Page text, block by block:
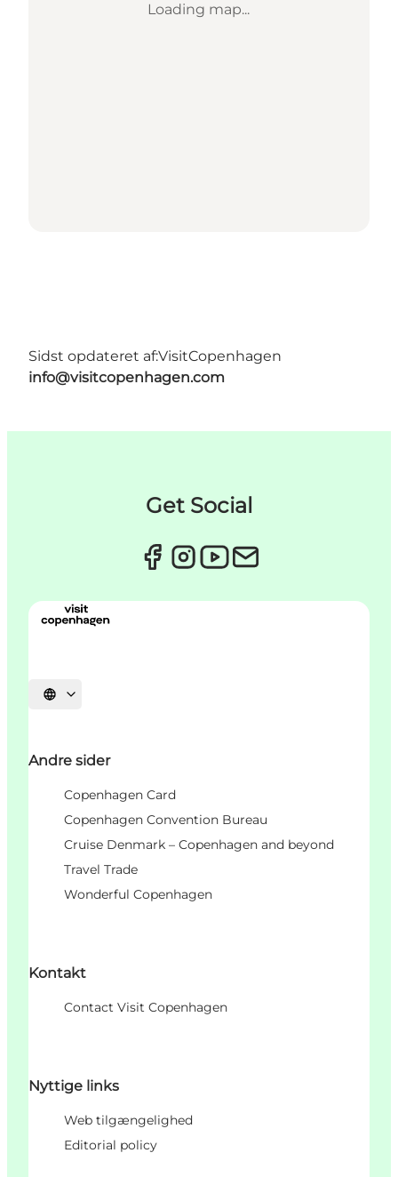
Loading map...
Sidst opdateret af:VisitCopenhagen
info@visitcopenhagen.com
Get Social
Vælg sprog
Andre sider
Copenhagen Card
Copenhagen Convention Bureau
Cruise Denmark – Copenhagen and beyond
Travel Trade
Wonderful Copenhagen
Kontakt
Contact Visit Copenhagen
Nyttige links
Web tilgængelighed
Editorial policy